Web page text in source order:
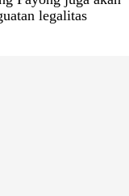
legalitas